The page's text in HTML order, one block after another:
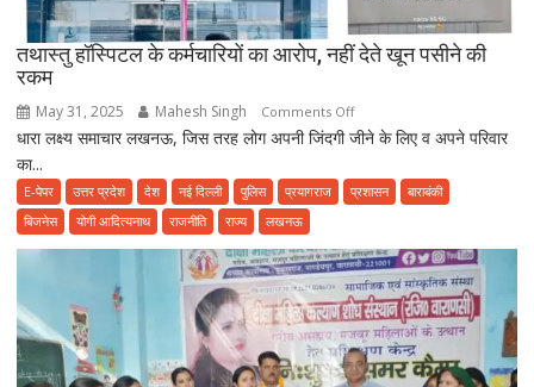
की
शिकायत
तथास्तु हॉस्पिटल के कर्मचारियों का आरोप, नहीं देते खून पसीने की
रकम
May 31, 2025 Mahesh Singh Comments Offon
तथास्तु
के
आरोप,
नहीं
देते
खून
पसीने
धारा लक्ष्य समाचार लखनऊ, जिस तरह लोग अपनी जिंदगी जीने के लिए व अपने परिवार
का...
E-पेपर उत्तर प्रदेश देश नई दिल्ली पुलिस प्रयागराज प्रशासन
बाराबंकी
बिजनेस
योगी आदित्यनाथ राजनीति राज्य लखनऊ